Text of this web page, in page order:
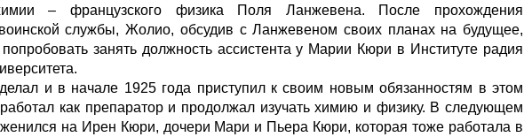
– французского физика Поля Ланжевена. После прохождения
службы, Жолио, обсудив с Ланжевеном своих планах на будущее,
попробовать занять должность ассистента у Марии Кюри в Институте радия
и в начале 1925 года приступил к своим новым обязанностям в этом
работал как препаратор и продолжал изучать химию и физику. В следующем
женился на Ирен Кюри, дочери Мари и Пьера Кюри, которая тоже работала в